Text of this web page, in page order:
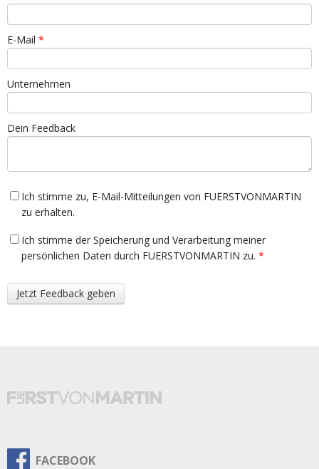
E-Mail *
Unternehmen
Dein Feedback
Ich stimme zu, E-Mail-Mitteilungen von FUERSTVONMARTIN
zu erhalten.
Ich stimme der Speicherung und Verarbeitung meiner
persönlichen Daten durch FUERSTVONMARTIN zu. *
FACEBOOK